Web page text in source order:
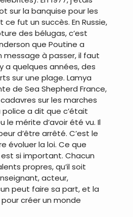
sur la banquise pour les
fut un succès. En Russie,
des bélugas, c’est
que Poutine a
message à passer, il faut
a quelques années, des
sur une plage. Lamya
de Sea Shepherd France,
sur les marches
police a dit que c’était
le mérite d’avoir été vu. Il
d’être arrêté. C’est le
évoluer la loi. Ce que
si important. Chacun
propres, qu’il soit
acteur,
peut faire sa part, et la
créer un monde